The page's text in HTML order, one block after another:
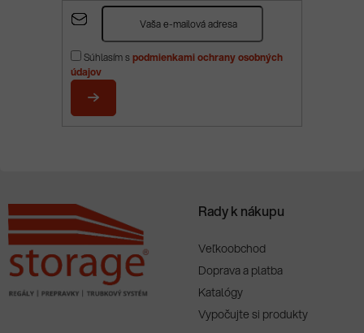
Súhlasím spodmienkami ochrany osobných
údajov
PRIHLÁSIŤ
Rady k nákupu
Veľkoobchod
Doprava a platba
Katalógy
Vypočujte si produkty